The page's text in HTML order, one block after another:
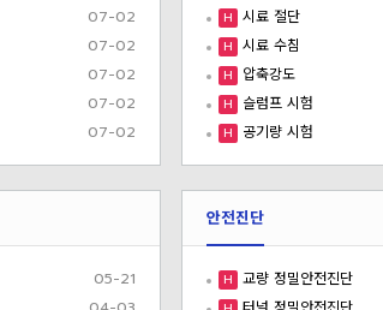
07-02
07-02
07-02
07-02
07-02
H 시료 절단
H 시료 수침
H 압축강도
H 슬럼프 시험
H 공기량 시험
05-21
안전진단
H 교량 정밀안전진단